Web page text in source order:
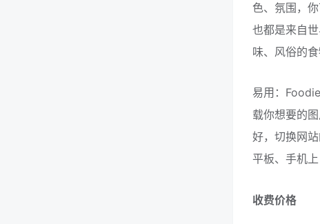
色、氛围，
也都是来自
味、风俗的
易用：
载你想要的
好，切换网
平板、手机
收费价格